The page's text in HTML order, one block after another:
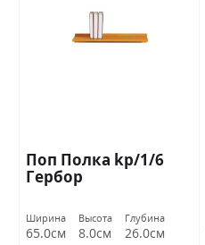
Поп Полка kp/1/6
Гербор
Ширина
65.0см
Высота
8.0см
Глубина
26.0см